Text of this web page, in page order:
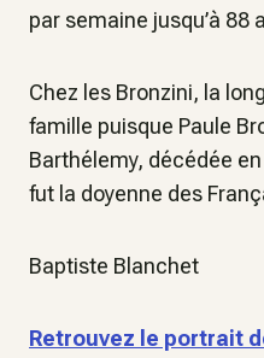
par semaine jusqu’à 88
Chez les Bronzini, la
famille puisque Paule
Barthélemy, décédée
fut la doyenne des
Baptiste Blanchet
Retrouvez le portrait